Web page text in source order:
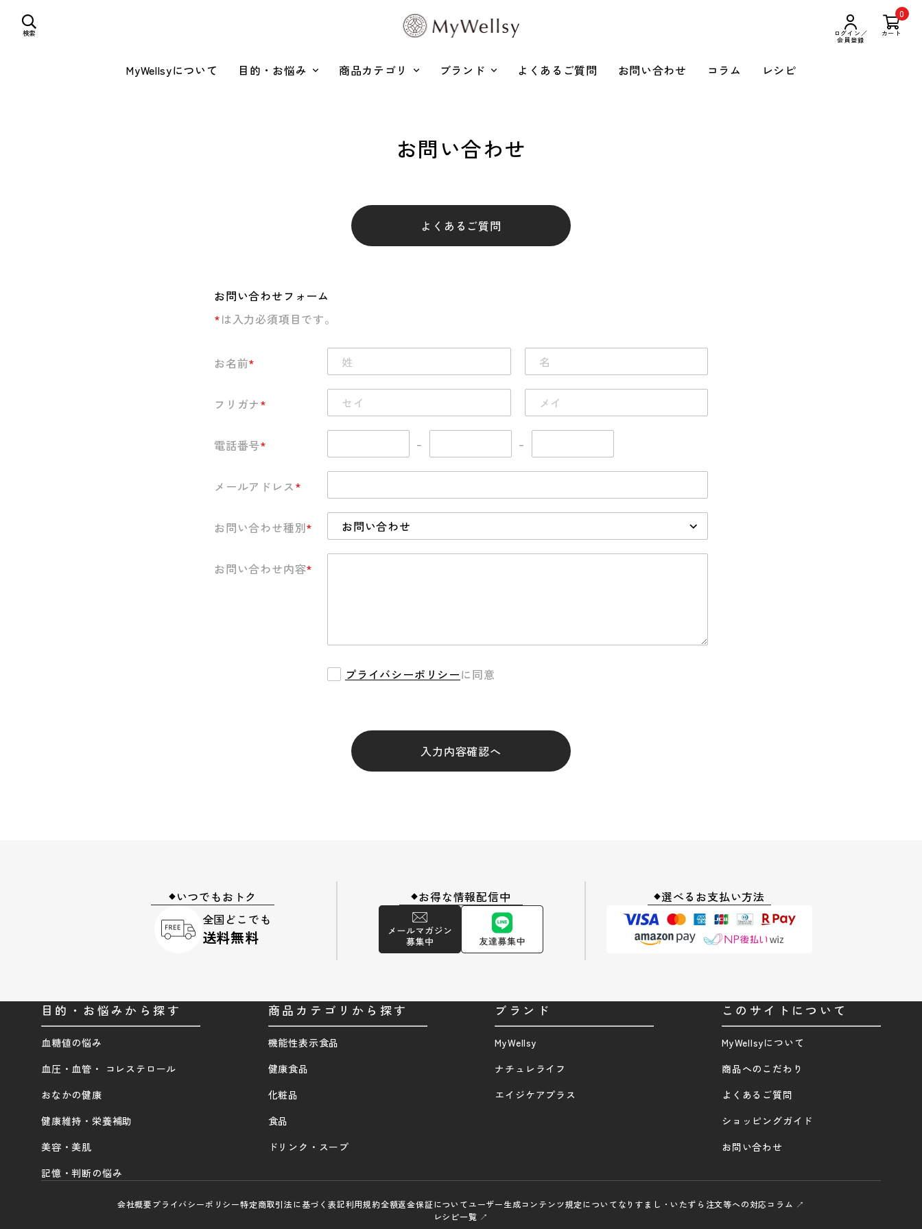
検索 ログイン／
会員登録
0
カート
MyWellsyについて 目的・お悩み 商品カテゴリ ブランド よくあるご質問 お問い合わせ コラム レシピ
お問い合わせ
よくあるご質問
お問い合わせフォーム
*は入力必須項目です。
お名前*
フリガナ*
電話番号* – –
メールアドレス*
お問い合わせ種別*
お問い合わせ内容*
プライバシーポリシーに同意
入力内容確認へ
◆ いつでもおトク
全国どこでも
送料無料
◆お得な情報配信中 ◆選べるお支払い方法
目的・お悩みから探す
血糖値の悩み
血圧・血管・ コレステロール
おなかの健康
健康維持・栄養補助
美容・美肌
記憶・判断の悩み
商品カテゴリから探す
機能性表示食品
健康食品
化粧品
食品
ドリンク・スープ
ブランド
MyWellsy
ナチュレライフ
エイジケアプラス
このサイトについて
MyWellsyについて
商品へのこだわり
よくあるご質問
ショッピングガイド
お問い合わせ
会社概要プライバシーポリシー特定商取引法に基づく表記利用規約全額返金保証についてユーザー生成コンテンツ規定についてなりすまし・いたずら注文等への対応 コラム ↗
レシピ一覧 ↗